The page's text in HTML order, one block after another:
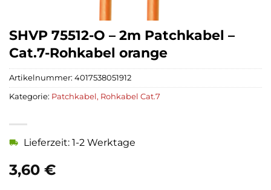
SHVP 75512-O – 2m Patchkabel –
Cat.7-Rohkabel orange
3,60 €
Lieferzeit: 1-2 Werktage
Artikelnummer: 4017538051912
Kategorie: Patchkabel, Rohkabel Cat.7